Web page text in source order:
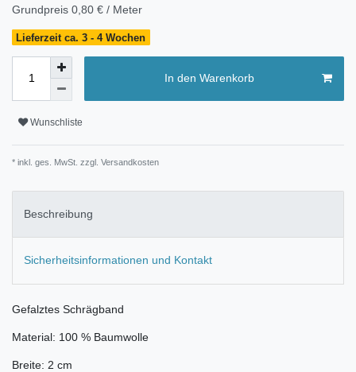
Grundpreis 0,80 € / Meter
Lieferzeit ca. 3 - 4 Wochen
In den Warenkorb
Wunschliste
* inkl. ges. MwSt. zzgl. Versandkosten
Beschreibung
Sicherheitsinformationen und Kontakt
Gefalztes Schrägband
Material: 100 % Baumwolle
Breite: 2 cm